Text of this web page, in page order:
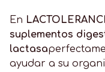
En
suplementos
lactasa
ayudar a su